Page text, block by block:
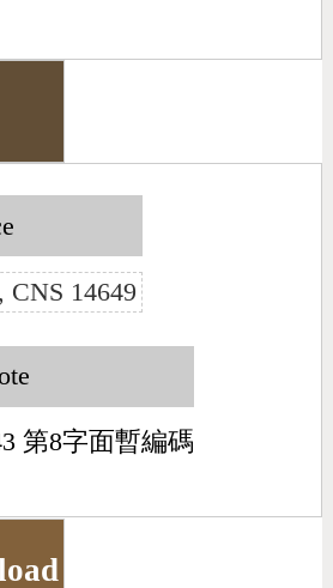
14649
第8字面暫編碼